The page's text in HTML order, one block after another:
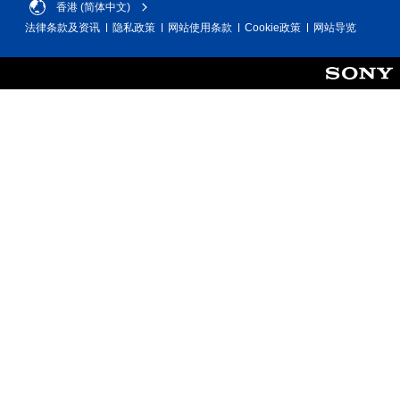
香港 (简体中文)
法律条款及资讯
隐私政策 网站使用条款 Cookie政策 网站导览